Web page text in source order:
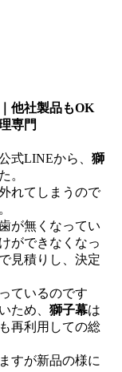
他社製品もOK
専門
式LINEから、 獅
。
れてしまうので
が無くなってい
ができなくなっ
見積りし、決定
ているのです
ため、 獅子幕は
再利用しての総
すが新品の様に